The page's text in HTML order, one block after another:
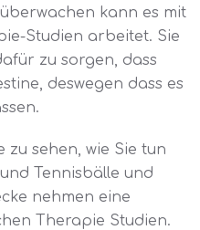
kann es mit
Studien arbeitet. Sie
zu sorgen, dass
deswegen dass es
zu sehen, wie Sie tun
Tennisbälle und
nehmen eine
Therapie Studien.